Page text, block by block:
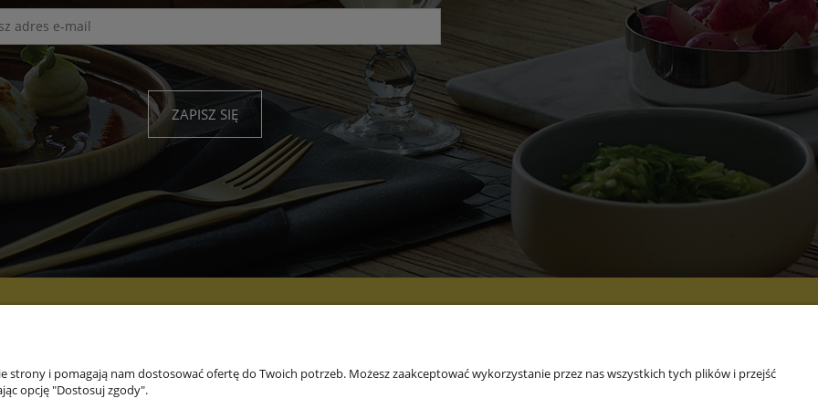
ZAPISZ SIĘ
Formy płatności
strony i pomagają nam dostosować ofertę do Twoich potrzeb. Możesz zaakceptować wykorzystanie przez nas wszystkich tych plików i przejść
opcję "Dostosuj zgody".